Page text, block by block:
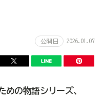
公開日 2026.01.07
めの物語シリーズ、